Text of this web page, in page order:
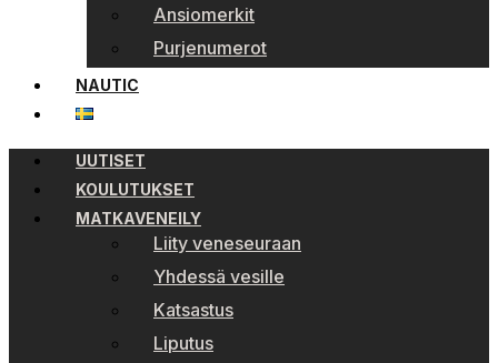
Ansiomerkit
Purjenumerot
NAUTIC
UUTISET
KOULUTUKSET
MATKAVENEILY
Liity veneseuraan
Yhdessä vesille
Katsastus
Liputus